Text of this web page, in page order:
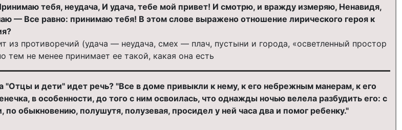
тебя, неудача, И удача, тебе мой привет! И смотрю, и вражду измеряю, Ненавидя,
— Все равно: принимаю тебя! В этом слове выражено отношение лирического героя к
из противоречий (удача — неудача, смех — плач, пустыни и города, «осветленный простор
тем не менее принимает ее такой, какая она есть
"Отцы и дети" идет речь? "Все в доме привыкли к нему, к его небрежным манерам, к его
в особенности, до того с ним освоилась, что однажды ночью велела разбудить его: с
обыкновению, полушутя, полузевая, просидел у ней часа два и помог ребенку."